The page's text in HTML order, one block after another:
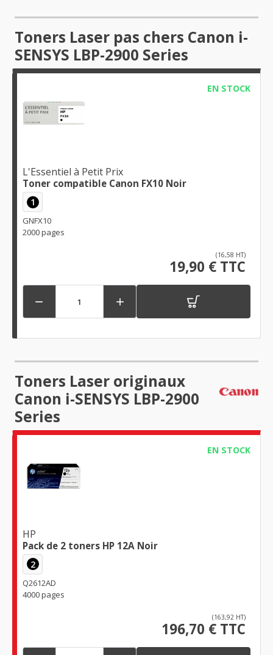
Toners Laser pas chers Canon i-
SENSYS LBP-2900 Series
EN STOCK
L'Essentiel à Petit Prix
Toner compatible Canon FX10 Noir
1
GNFX10
2000 pages
(16,58 HT)
19,90 € TTC
 
Toners Laser originaux
Canon i-SENSYS LBP-2900
Series
EN STOCK
HP
Pack de 2 toners HP 12A Noir
2
Q2612AD
4000 pages
(163,92 HT)
196,70 € TTC